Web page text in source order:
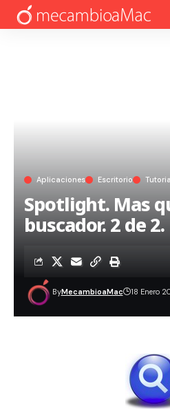
Aplicaciones Escritorio
Spotlight. Mas
buscador. 2 de 2.
ByMecambioaMac 18 Enero